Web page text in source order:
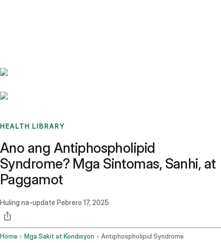
HEALTH LIBRARY
Ano ang Antiphospholipid
Syndrome? Mga Sintomas, Sanhi, at
Paggamot
Huling na-update Pebrero 17, 2025
Home Mga Sakit at Kondisyon Antiphospholipid Syndrome